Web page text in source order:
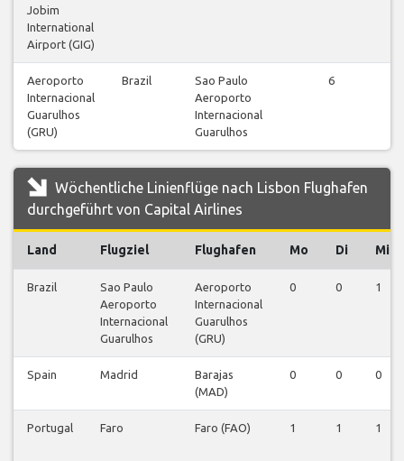
Jobim
International
Airport (GIG)
Aeroporto
Internacional
Guarulhos
(GRU)
Brazil
Sao Paulo
Aeroporto
Internacional
Guarulhos
6
Wöchentliche Linienflüge nach Lisbon Flughafen
durchgeführt von Capital Airlines
Land Flugziel Flughafen Mo Di Mi
Brazil
Sao Paulo
Aeroporto
Internacional
Guarulhos
Aeroporto
Internacional
Guarulhos
(GRU)
0 0 1
Spain Madrid
Barajas
(MAD)
0 0 0
Portugal Faro Faro (FAO) 1 1 1